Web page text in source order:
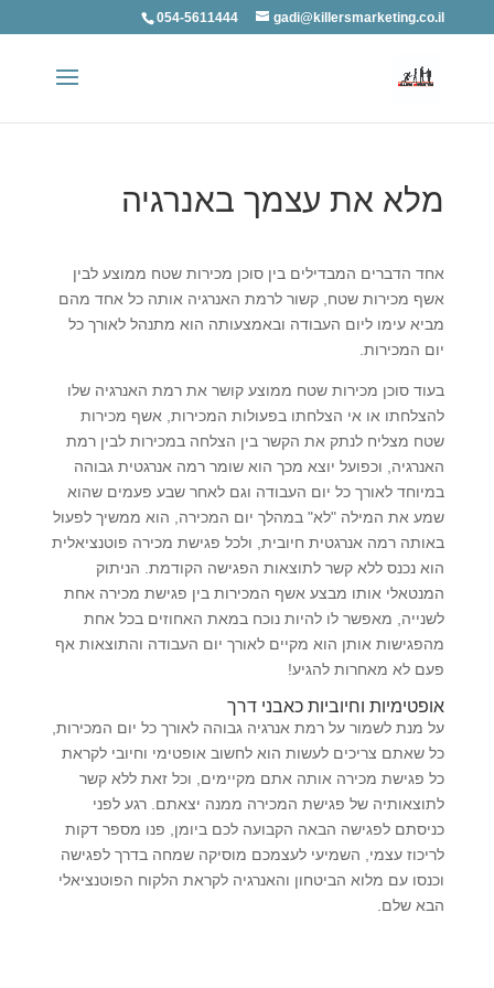
054-5611444 gadi@killersmarketing.co.il
מלא את עצמך באנרגיה
אחד הדברים המבדילים בין סוכן מכירות שטח ממוצע לבין
אשף מכירות שטח, קשור לרמת האנרגיה אותה כל אחד מהם
מביא עימו ליום העבודה ובאמצעותה הוא מתנהל לאורך כל
יום המכירות.
בעוד סוכן מכירות שטח ממוצע קושר את רמת האנרגיה שלו
להצלחתו או אי הצלחתו בפעולות המכירות, אשף מכירות
שטח מצליח לנתק את הקשר בין הצלחה במכירות לבין רמת
האנרגיה, וכפועל יוצא מכך הוא שומר רמה אנרגטית גבוהה
במיוחד לאורך כל יום העבודה וגם לאחר שבע פעמים שהוא
שמע את המילה "לא" במהלך יום המכירה, הוא ממשיך לפעול
באותה רמה אנרגטית חיובית, ולכל פגישת מכירה פוטנציאלית
הוא נכנס ללא קשר לתוצאות הפגישה הקודמת. הניתוק
המנטאלי אותו מבצע אשף המכירות בין פגישת מכירה אחת
לשנייה, מאפשר לו להיות נוכח במאת האחוזים בכל אחת
מהפגישות אותן הוא מקיים לאורך יום העבודה והתוצאות אף
פעם לא מאחרות להגיע!
אופטימיות וחיוביות כאבני דרך
על מנת לשמור על רמת אנרגיה גבוהה לאורך כל יום המכירות,
כל שאתם צריכים לעשות הוא לחשוב אופטימי וחיובי לקראת
כל פגישת מכירה אותה אתם מקיימים, וכל זאת ללא קשר
לתוצאותיה של פגישת המכירה ממנה יצאתם. רגע לפני
כניסתם לפגישה הבאה הקבועה לכם ביומן, פנו מספר דקות
לריכוז עצמי, השמיעי לעצמכם מוסיקה שמחה בדרך לפגישה
וכנסו עם מלוא הביטחון והאנרגיה לקראת הלקוח הפוטנציאלי
הבא שלם.